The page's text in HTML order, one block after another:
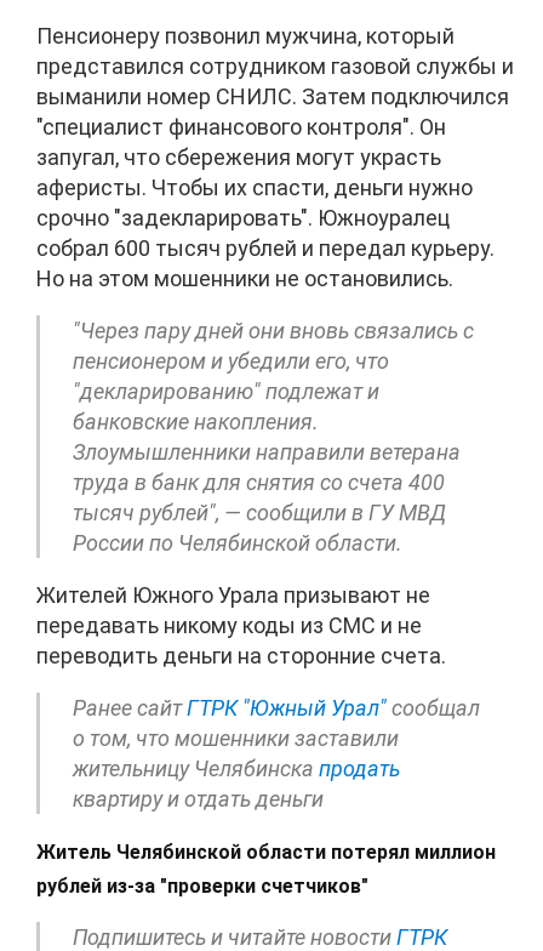
Пенсионеру позвонил мужчина, который
представился сотрудником газовой службы и
выманили номер СНИЛС. Затем подключился
"специалист финансового контроля". Он
запугал, что сбережения могут украсть
аферисты. Чтобы их спасти, деньги нужно
срочно "задекларировать". Южноуралец
собрал 600 тысяч рублей и передал курьеру.
Но на этом мошенники не остановились.
"Через пару дней они вновь связались с
пенсионером и убедили его, что
"декларированию" подлежат и
банковские накопления.
Злоумышленники направили ветерана
труда в банк для снятия со счета 400
тысяч рублей", — сообщили в ГУ МВД
России по Челябинской области.
Жителей Южного Урала призывают не
передавать никому коды из СМС и не
переводить деньги на сторонние счета.
Ранее сайтГТРК "Южный Урал"сообщал
о том, что мошенники заставили
жительницу Челябинска продать
квартиру и отдать деньги
Житель Челябинской области потерял миллион
рублей из‑за "проверки счетчиков"
Подпишитесь и читайте новостиГТРК